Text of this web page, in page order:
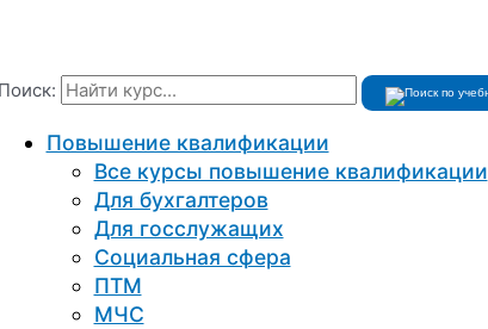
Поиск:
Повышение квалификации
Все курсы повышение квалификации
Для бухгалтеров
Для госслужащих
Социальная сфера
ПТМ
МЧС